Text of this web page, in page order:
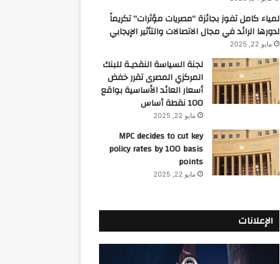
لمياء كامل تفوز بجائزة “مصريات مؤثرات” تكريماً
لدورها الرائد في مجال الاتصالات والتأثير الإيجابي
مايو 22, 2025
لجنة السياسة النقديـة للبنك
المركزي المصرى تقرر خفض
أسعار العائد الأساسية بواقع
100 نقطة أساس
مايو 22, 2025
MPC decides to cut key
policy rates by 100 basis
points
مايو 22, 2025
الإعلانات